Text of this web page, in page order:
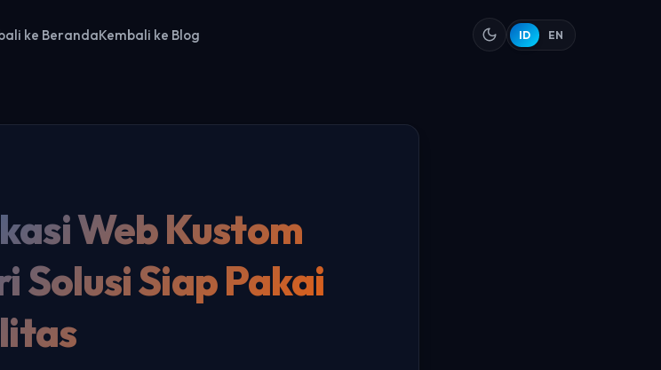
ke BerandaKembali ke Blog ID EN
Web Kustom
Solusi Siap Pakai